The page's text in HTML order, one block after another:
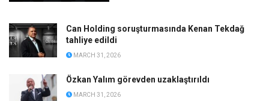
Can Holding soruşturmasında Kenan Tekdağ
tahliye edildi
MARCH 31, 2026
Özkan Yalım görevden uzaklaştırıldı
MARCH 31, 2026